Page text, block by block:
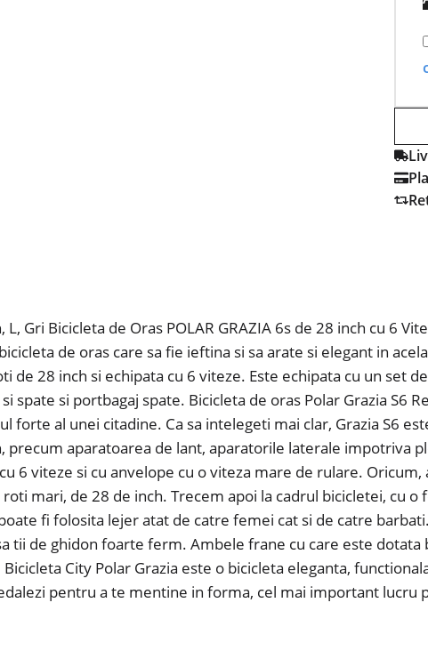
L, Gri Bicicleta de Oras POLAR GRAZIA 6s de 28 inch cu 6
de oras care sa fie ieftina si sa arate si elegant in
de 28 inch si echipata cu 6 viteze. Este echipata cu un set
spate si portbagaj spate. Bicicleta de oras Polar Grazia S6
forte al unei citadine. Ca sa intelegeti mai clar, Grazia S6
aparatoarea de lant, aparatorile laterale impotriva
6 viteze si cu anvelope cu o viteza mare de rulare.
mari, de 28 de inch. Trecem apoi la cadrul bicicletei, cu o
fi folosita lejer atat de catre femei cat si de catre
tii de ghidon foarte ferm. Ambele frane cu care este
City Polar Grazia este o bicicleta eleganta,
pentru a te mentine in forma, cel mai important